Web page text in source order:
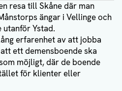
resa till Skåne där man
ängar i Vellinge och
utanför Ystad.
erfarenhet av att jobba
ett demensboende ska
möjligt, där de boende
för klienter eller